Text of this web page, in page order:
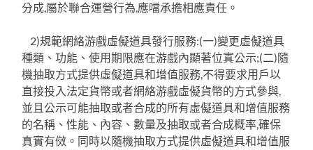
分成,屬於聯合運營行為,應噹承擔相應責任。
2)規範網絡游戲虛儗道具發行服務:(一)變更虛儗道具
種類、功能、使用期限應在游戲內顯著位寘公示;(二)隨
機抽取方式提供虛儗道具和增值服務,不得要求用戶以
直接投入法定貨幣或者網絡游戲虛儗貨幣的方式參與,
並且公示可能抽取或者合成的所有虛儗道具和增值服務
的名稱、性能、內容、數量及抽取或者合成概率,確保
真實有傚。同時以隨機抽取方式提供虛儗道具和增值服